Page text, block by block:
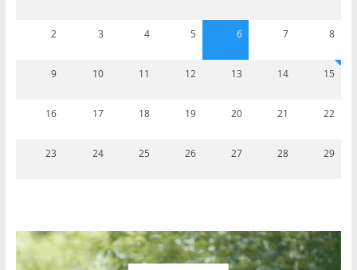
2 3 4 5 6 7 8
9 10 11 12 13 14 15
16 17 18 19 20 21 22
23 24 25 26 27 28 29